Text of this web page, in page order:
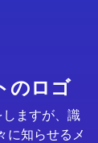
のロゴ
ますが、識
に知らせるメ